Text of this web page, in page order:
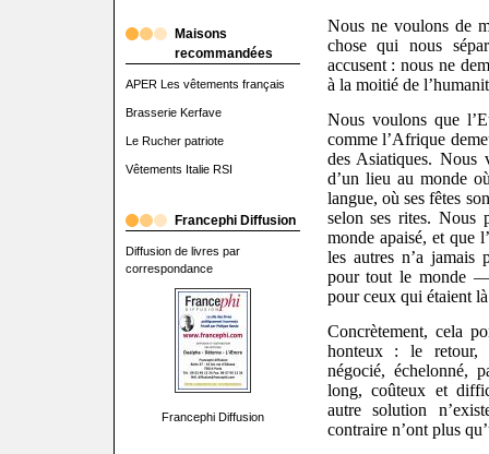
Maisons
recommandées
APER Les vêtements français
Brasserie Kerfave
Le Rucher patriote
Vêtements Italie RSI
Francephi Diffusion
Diffusion de livres par
correspondance
Francephi Diffusion
Nous ne voulons de
chose qui nous
accusent : nous ne
à la moitié de
Nous voulons que
comme l’Afrique
des Asiatiques. Nous
d’un lieu au monde
langue, où ses fêtes
selon ses rites. Nous
monde apaisé, et que
les autres n’a jamais
pour tout le monde
pour ceux qui étaient
Concrètement, cela
honteux : le retour,
négocié, échelonné,
long, coûteux et
autre solution
contraire n’ont plus